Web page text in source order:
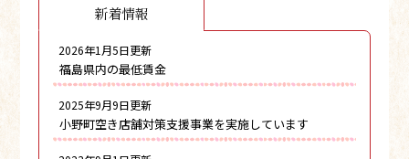
新着情報
2026年1月5日更新
福島県内の最低賃金
2025年9月9日更新
小野町空き店舗対策支援事業を実施しています